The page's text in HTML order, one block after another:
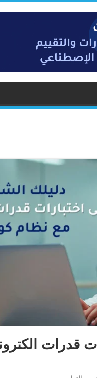
قدرات